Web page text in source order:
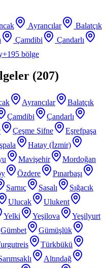
Ayrancılar
Balatçık
Çamdibi
Çandarlı
+195 bölge
(207)
Ayrancılar
Balatçık
Çamdibi
Çandarlı
Çeşme Şifne
Eşrefpaşa
Hatay (İzmir)
Mavişehir
Mordoğan
Özdere
Pınarbaşı
Sarnıç Sasalı
Sığacık
Ulucak
Ulukent
Yelki Yeşilova
Yeşilyurt
Gümbet
Gümüşlük
Türkbükü
Altındağ